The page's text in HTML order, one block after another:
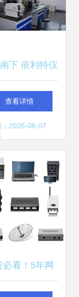
下 依利特仪
司迈向新征程
苏州基地的
仪器与网络设
查看详情
2026-08-07
必看！5年网